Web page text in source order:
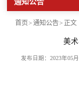
通知公告
首页>通知公告> 正文
美
发布日期：2023年05月